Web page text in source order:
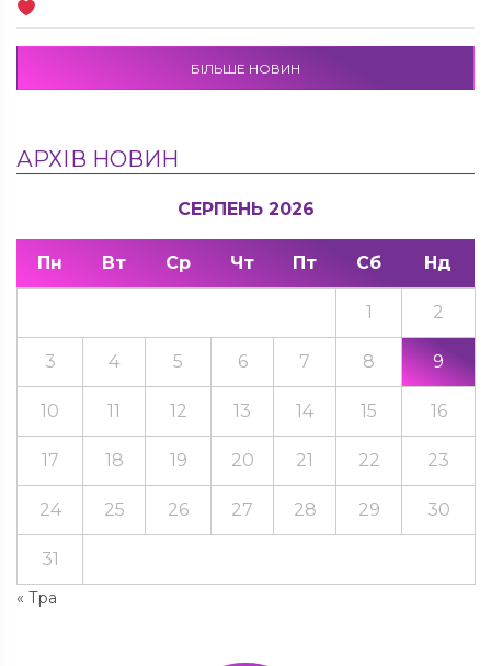
БІЛЬШЕ НОВИН
АРХІВ НОВИН
СЕРПЕНЬ 2026
Пн Вт Ср Чт Пт Сб Нд
« Тра
1 2
3 4 5 6 7 8 9
10 11 12 13 14 15 16
17 18 19 20 21 22 23
24 25 26 27 28 29 30
31